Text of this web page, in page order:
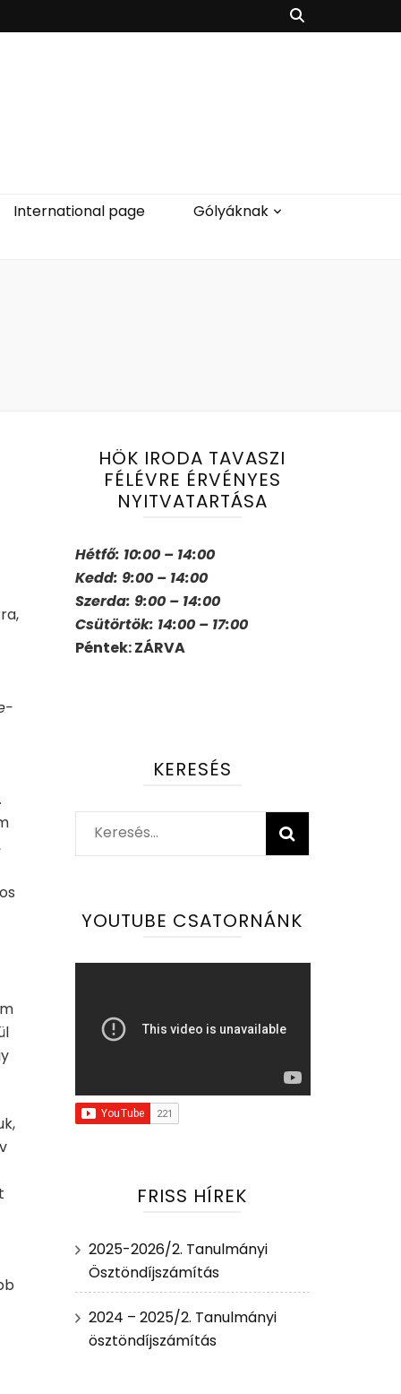
International page
Gólyáknak
HÖK IRODA TAVASZI
FÉLÉVRE ÉRVÉNYES
NYITVATARTÁSA
Hétfő: 10:00 – 14:00
Kedd: 9:00 – 14:00
Szerda: 9:00 – 14:00
Csütörtök: 14:00 – 17:00
Péntek: ZÁRVA
KERESÉS
Keresés:
YOUTUBE CSATORNÁNK
FRISS HÍREK
2025-2026/2. Tanulmányi
Ösztöndíjszámítás
2024 – 2025/2. Tanulmányi
ösztöndíjszámítás